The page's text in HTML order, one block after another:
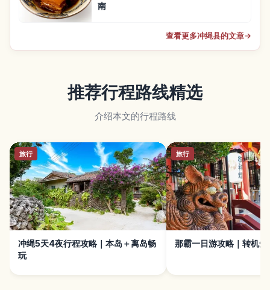
南
查看更多冲绳县的文章→
推荐行程路线精选
介绍本文的行程路线
旅行
冲绳5天4夜行程攻略｜本岛＋离岛畅
玩
旅行
那霸一日游攻略｜转机短